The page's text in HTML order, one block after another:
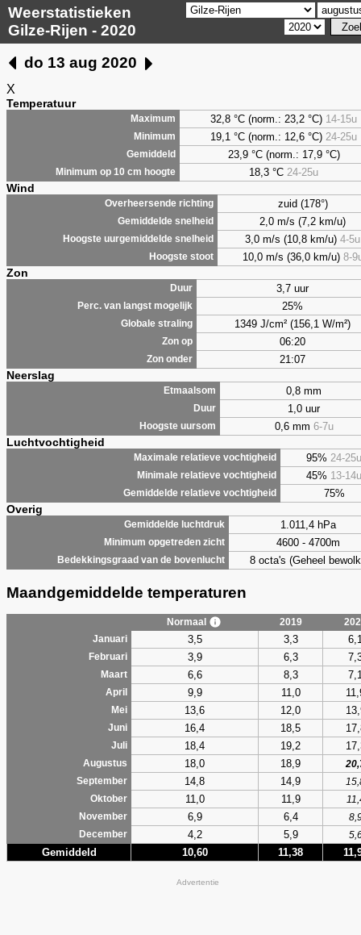
Weerstatistieken
Gilze-Rijen - 2020
do 13 aug 2020
X
Temperatuur
Maximum 32,8 °C (norm.: 23,2 °C) 14-15u
Minimum 19,1 °C (norm.: 12,6 °C) 24-25u
Gemiddeld 23,9 °C (norm.: 17,9 °C)
Minimum op 10 cm hoogte 18,3 °C 24-25u
Wind
Overheersende richting zuid (178°)
Gemiddelde snelheid 2,0 m/s (7,2 km/u)
Hoogste uurgemiddelde snelheid 3,0 m/s (10,8 km/u) 4-5u
Hoogste stoot 10,0 m/s (36,0 km/u) 8-
Zon
Duur 3,7 uur
Perc. van langst mogelijk 25%
Globale straling 1349 J/cm² (156,1 W/m²)
Zon op 06:20
Zon onder 21:07
Neerslag
Etmaalsom 0,8 mm
Duur 1,0 uur
Hoogste uursom 0,6 mm 6-7u
Luchtvochtigheid
Maximale relatieve vochtigheid 95% 24-25u
Minimale relatieve vochtigheid 45% 13-14u
Gemiddelde relatieve vochtigheid 75%
Overig
Gemiddelde luchtdruk 1.011,4 hPa
Minimum opgetreden zicht 4600 - 4700m
Bedekkingsgraad van de bovenlucht 8 octa's (Geheel
Maandgemiddelde temperaturen
Normaal 2019
Januari
3,5 3,3
Februari 3,9 6,3
Maart 6,6 8,3
April 9,9 11,0
Mei 13,6 12,0
Juni 16,4 18,5
Juli 18,4 19,2
Augustus 18,0 18,9
September
14,8 14,9
Oktober
11,0 11,9
November
6,9 6,4
December
4,2 5,9
Gemiddeld 10,60 11,38
Advertentie